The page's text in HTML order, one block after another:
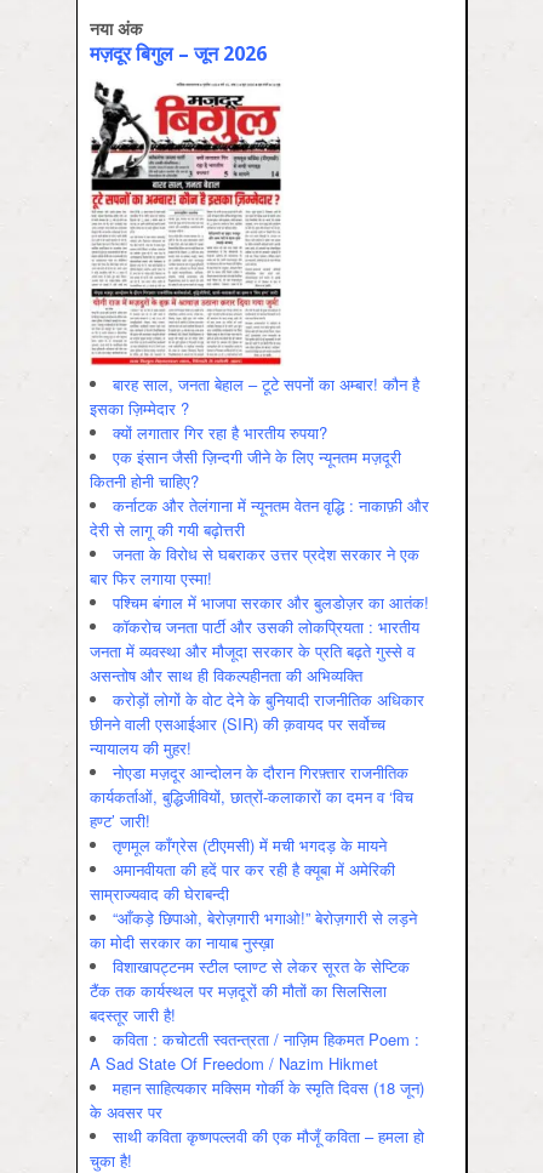
नया अंक
मज़दूर बिगुल – जून 2026
बारह साल, जनता बेहाल – टूटे सपनों का अम्बार! कौन है
इसका ज़िम्मेदार ?
क्यों लगातार गिर रहा है भारतीय रुपया?
एक इंसान जैसी ज़िन्दगी जीने के लिए न्यूनतम मज़दूरी
कितनी होनी चाहिए?
कर्नाटक और तेलंगाना में न्यूनतम वेतन वृद्धि : नाकाफ़ी और
देरी से लागू की गयी बढ़ोत्तरी
जनता के विरोध से घबराकर उत्तर प्रदेश सरकार ने एक
बार फिर लगाया एस्मा!
पश्चिम बंगाल में भाजपा सरकार और बुलडोज़र का आतंक!
कॉकरोच जनता पार्टी और उसकी लोकप्रियता : भारतीय
जनता में व्‍यवस्‍था और मौजूदा सरकार के प्रति बढ़ते गुस्‍से व
असन्‍तोष और साथ ही विकल्‍पहीनता की अभिव्‍यक्ति
करोड़ों लोगों के वोट देने के बुनियादी राजनीतिक अधिकार
छीनने वाली एसआईआर (SIR) की क़वायद पर सर्वोच्च
न्यायालय की मुहर!
नोएडा मज़दूर आन्दोलन के दौरान गिरफ़्तार राजनीतिक
कार्यकर्ताओं, बुद्धिजीवियों, छात्रों-कलाकारों का दमन व ‘विच
हण्ट’ जारी!
तृणमूल काँग्रेस (टीएमसी) में मची भगदड़ के मायने
अमानवीयता की हदें पार कर रही है क्यूबा में अमेरिकी
साम्राज्यवाद की घेराबन्दी
“आँकड़े छिपाओ, बेरोज़गारी भगाओ!” बेरोज़गारी से लड़ने
का मोदी सरकार का नायाब नुस्ख़ा
विशाखापट्टनम स्टील प्लाण्ट से लेकर सूरत के सेप्टिक
टैंक तक कार्यस्थल पर मज़दूरों की मौतों का सिलसिला
बदस्तूर जारी है!
कविता : कचोटती स्वतन्त्रता / नाज़िम हिकमत Poem :
A Sad State Of Freedom / Nazim Hikmet
महान साहित्यकार मक्सिम गोर्की के स्मृति दिवस (18 जून)
के अवसर पर
साथी कविता कृष्णपल्लवी की एक मौजूँ कविता – हमला हो
चुका है!